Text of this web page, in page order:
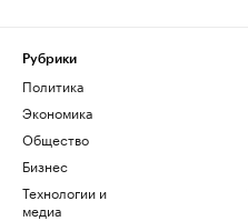
Рубрики
Политика
Экономика
Общество
Бизнес
Технологии и
медиа